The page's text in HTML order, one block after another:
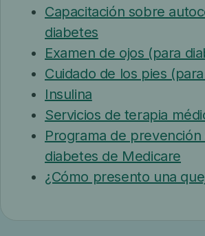
Capacitación sobre
diabetes
Examen de ojos (para
Cuidado de los pies
Insulina
Servicios de terapia
Programa de prevención
diabetes de Medicare
¿Cómo presento una